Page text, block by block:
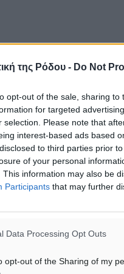
της Ρόδου - Do Not
opt-out of the sale, sharing
for targeted
selection. Please note that
interest-based ads based
to third parties prior
of your personal
This information may also be
Participants that may further
Data Processing Opt Outs
opt-out of the Sharing of my
ΕΠΙΣΗΣ
· 16:57